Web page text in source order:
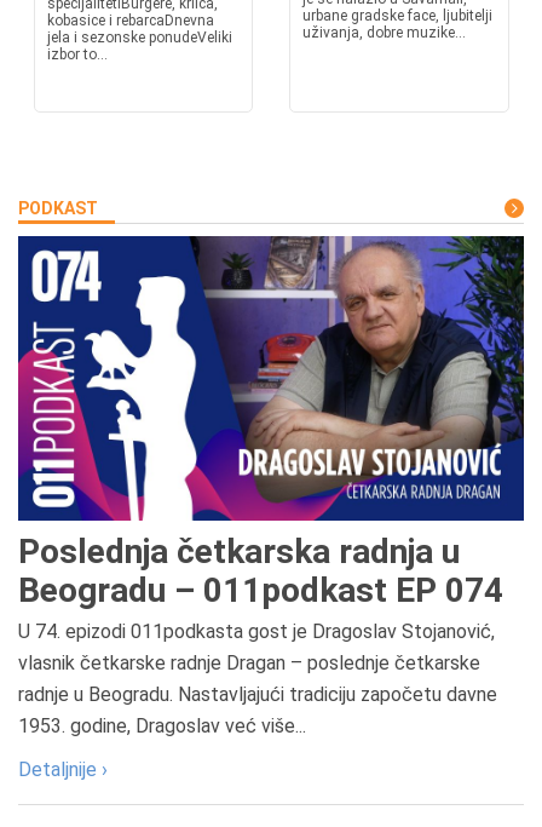
specijalitetiBurgere, krilca,
kobasice i rebarcaDnevna
jela i sezonske ponudeVeliki
izbor to...
urbane gradske face, ljubitelji
uživanja, dobre muzike...
PODKAST
Poslednja četkarska radnja u
Beogradu – 011podkast EP 074
U 74. epizodi 011podkasta gost je Dragoslav Stojanović,
vlasnik četkarske radnje Dragan – poslednje četkarske
radnje u Beogradu. Nastavljajući tradiciju započetu davne
1953. godine, Dragoslav već više...
Detaljnije ›